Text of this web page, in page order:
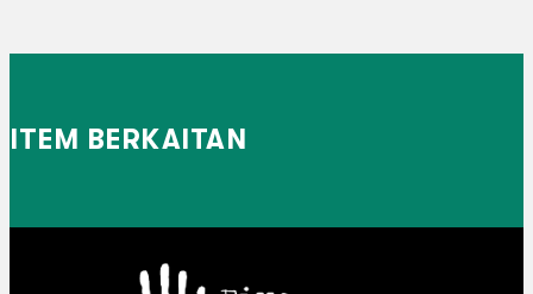
ITEM BERKAITAN